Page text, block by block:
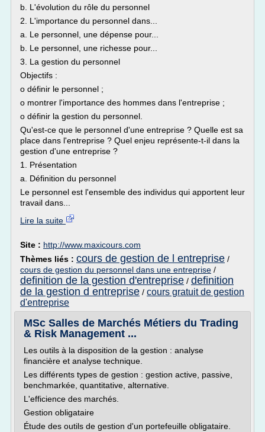
b. L'évolution du rôle du personnel
2. L'importance du personnel dans...
a. Le personnel, une dépense pour...
b. Le personnel, une richesse pour...
3. La gestion du personnel
Objectifs :
o définir le personnel ;
o montrer l'importance des hommes dans l'entreprise ;
o définir la gestion du personnel.
Qu'est-ce que le personnel d'une entreprise ? Quelle est sa
place dans l'entreprise ? Quel enjeu représente-t-il dans la
gestion d'une entreprise ?
1. Présentation
a. Définition du personnel
Le personnel est l'ensemble des individus qui apportent leur
travail dans...
Lire la suite
Site : http://www.maxicours.com
Thèmes liés : cours de gestion de l entreprise /
cours de gestion du personnel dans une entreprise /
definition de la gestion d'entreprise / definition
de la gestion d entreprise / cours gratuit de gestion
d'entreprise
MSc Salles de Marchés Métiers du Trading
& Risk Management ...
Les outils à la disposition de la gestion : analyse
financière et analyse technique.
Les différents types de gestion : gestion active, passive,
benchmarkée, quantitative, alternative.
L'efficience des marchés.
Gestion obligataire
Étude des outils de gestion d'un portefeuille obligataire.